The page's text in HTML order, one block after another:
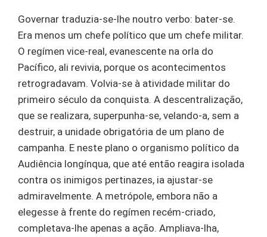
Governar traduzia-se-lhe noutro verbo: bater-se.
Era menos um chefe político que um chefe militar.
O regímen vice-real, evanescente na orla do
Pacífico, ali revivia, porque os acontecimentos
retrogradavam. Volvia-se à atividade militar do
primeiro século da conquista. A descentralização,
que se realizara, superpunha-se, velando-a, sem a
destruir, a unidade obrigatória de um plano de
campanha. E neste plano o organismo político da
Audiência longínqua, que até então reagira isolada
contra os inimigos pertinazes, ia ajustar-se
admiravelmente. A metrópole, embora não a
elegesse à frente do regímen recém-criado,
completava-lhe apenas a ação. Ampliava-lha,